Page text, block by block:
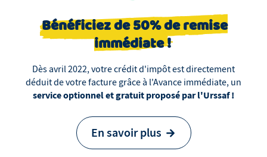
Bénéficiez de 50% de remise
immédiate !
Dès avril 2022, votre crédit d'impôt est directement
déduit de votre facture grâce à l'Avance immédiate, un
service optionnel et gratuit proposé par l'Urssaf !
En savoir plus